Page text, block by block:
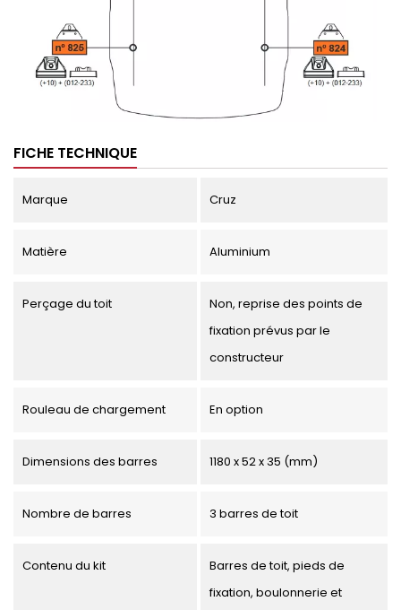
FICHE TECHNIQUE
Marque Cruz
Matière Aluminium
Perçage du toit
Non, reprise des points de
fixation prévus par le
constructeur
Rouleau de chargement En option
Dimensions des barres 1180 x 52 x 35 (mm)
Nombre de barres 3 barres de toit
Contenu du kit
Barres de toit, pieds de
fixation, boulonnerie et